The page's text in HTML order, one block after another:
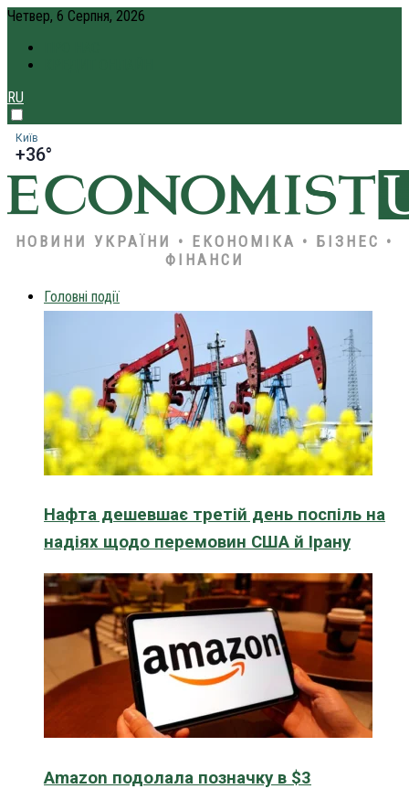
Четвер, 6 Серпня, 2026
RU
Київ
+36°
НОВИНИ УКРАЇНИ • ЕКОНОМІКА • БІЗНЕС •
ФІНАНСИ
Головні події
Нафта дешевшає третій день поспіль на
надіях щодо перемовин США й Ірану
Amazon подолала позначку в $3